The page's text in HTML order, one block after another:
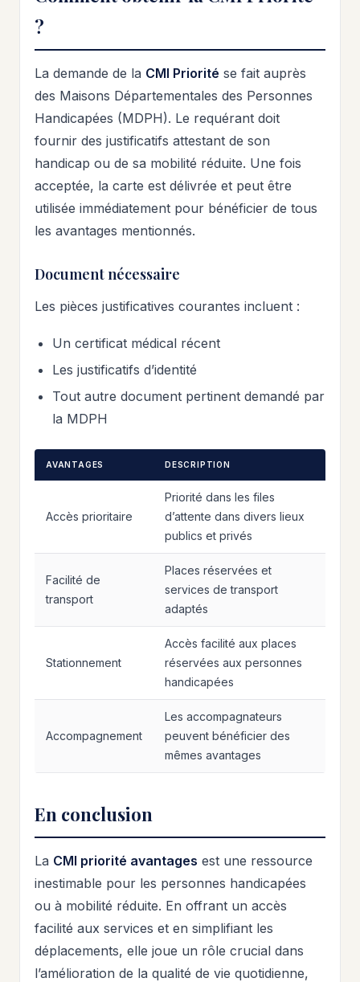
?
La demande de la CMI Priorité se fait auprès
des Maisons Départementales des Personnes
Handicapées (MDPH). Le requérant doit
fournir des justificatifs attestant de son
handicap ou de sa mobilité réduite. Une fois
acceptée, la carte est délivrée et peut être
utilisée immédiatement pour bénéficier de tous
les avantages mentionnés.
Document nécessaire
Les pièces justificatives courantes incluent :
Un certificat médical récent
Les justificatifs d’identité
Tout autre document pertinent demandé par
la MDPH
AVANTAGES DESCRIPTION
Accès prioritaire
Priorité dans les files
d’attente dans divers lieux
publics et privés
Facilité de
transport
Places réservées et
services de transport
adaptés
Stationnement
Accès facilité aux places
réservées aux personnes
handicapées
Accompagnement
Les accompagnateurs
peuvent bénéficier des
mêmes avantages
En conclusion
La CMI priorité avantages est une ressource
inestimable pour les personnes handicapées
ou à mobilité réduite. En offrant un accès
facilité aux services et en simplifiant les
déplacements, elle joue un rôle crucial dans
l’amélioration de la qualité de vie quotidienne,